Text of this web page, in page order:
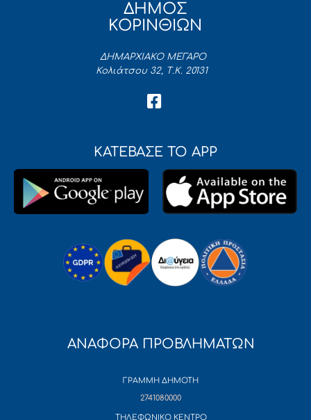
ΔΗΜΟΣ
ΚΟΡΙΝΘΙΩΝ
ΔΗΜΑΡΧΙΑΚΟ ΜΕΓΑΡΟ
Κολιάτσου 32, Τ.Κ. 20131
ΚΑΤΕΒΑΣΕ ΤΟ APP
ΑΝΑΦΟΡΑ ΠΡΟΒΛΗΜΑΤΩΝ
ΓΡΑΜΜΗ ΔΗΜΟΤΗ
2741080000
ΤΗΛΕΦΩΝΙΚΟ ΚΕΝΤΡΟ